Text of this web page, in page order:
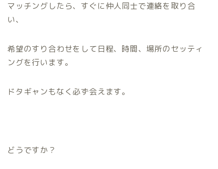
マッチングしたら、すぐに仲人同士で連絡を取り合
い、
希望のすり合わせをして日程、時間、場所のセッティ
ングを行います。
ドタギャンもなく必ず会えます。
どうですか？